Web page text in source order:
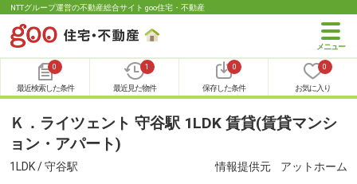
NTTグループ運営の不動産総合サイト goo住宅・不動産
0
最近検索した条件
1
最近見た物件
0
保存した条件
0
お気に入り
Ｋ．ライツェント 守谷駅 1LDK 賃貸(賃貸マンシ
ョン・アパート)
1LDK / 守谷駅 情報提供元 アットホーム